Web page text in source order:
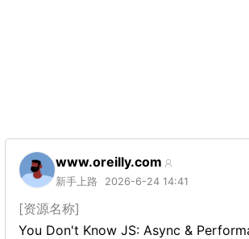
www.oreilly.com
新手上路 2026-6-24 14:41
[资源名称]
You Don't Know JS: Async &